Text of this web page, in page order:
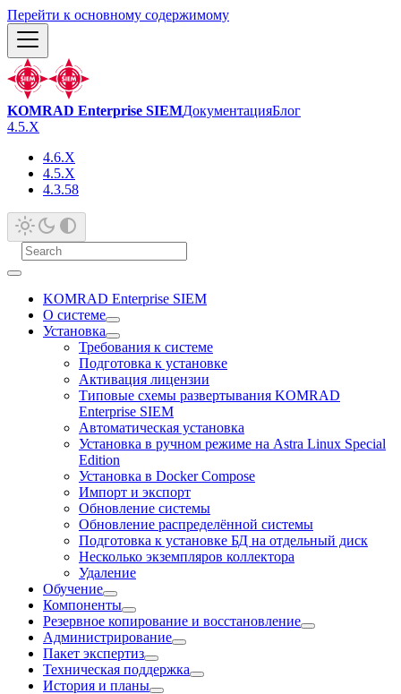
Перейти к основному содержимому
KOMRAD Enterprise SIEMДокументацияБлог
4.5.X
4.6.X
4.5.X
4.3.58
KOMRAD Enterprise SIEM
О системе
Установка
Требования к системе
Подготовка к установке
Активация лицензии
Типовые схемы развертывания KOMRAD
Enterprise SIEM
Автоматическая установка
Установка в ручном режиме на Astra Linux Special
Edition
Установка в Docker Compose
Импорт и экспорт
Обновление системы
Обновление распределённой системы
Подготовка к установке БД на отдельный диск
Несколько экземпляров коллектора
Удаление
Обучение
Компоненты
Резервное копирование и восстановление
Администрирование
Пакет экспертиз
Техническая поддержка
История и планы